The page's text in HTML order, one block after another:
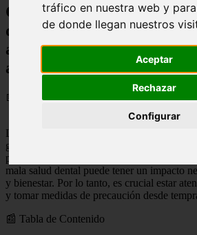
tráfico en nuestra web y
de donde llegan nuestros
Aceptar
Rechazar
Configurar
Consejos vitales para
dental de tus hijos: ¡Apunta
alerta y toma medidas de
ahora mismo! - Salud
📅 09/01/2024
La salud dental de los niños es de vital
general. Desafortunadamente, las
preocupante situación en cuanto a la salud
mala salud dental puede tener un impacto
y bienestar. Por lo tanto, es crucial estar
y tomar medidas de precaución desde
📰 Tabla de Contenido